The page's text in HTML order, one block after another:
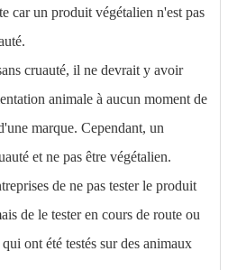
car un produit végétalien n'est pas
cruauté, il ne devrait y avoir
animale à aucun moment de
marque. Cependant, un
et ne pas être végétalien.
de ne pas tester le produit
de le tester en cours de route ou
ont été testés sur des animaux